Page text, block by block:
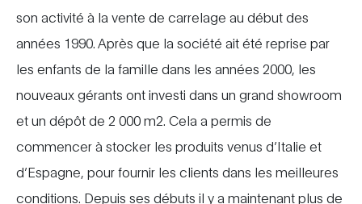
son activité à la vente de carrelage au début des
années 1990. Après que la société ait été reprise par
les enfants de la famille dans les années 2000, les
nouveaux gérants ont investi dans un grand showroom
et un dépôt de 2 000 m2. Cela a permis de
commencer à stocker les produits venus d’Italie et
d’Espagne, pour fournir les clients dans les meilleures
conditions. Depuis ses débuts il y a maintenant plus de